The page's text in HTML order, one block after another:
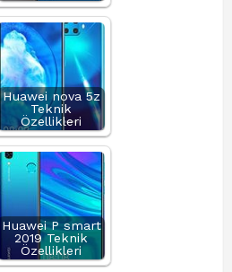
Huawei nova 5z
Teknik
Özellikleri
Huawei P smart
2019 Teknik
Özellikleri